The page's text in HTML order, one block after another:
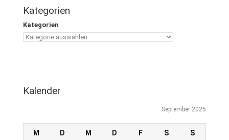
Kategorien
Kategorien
Kalender
September 2025
M D M D F S S